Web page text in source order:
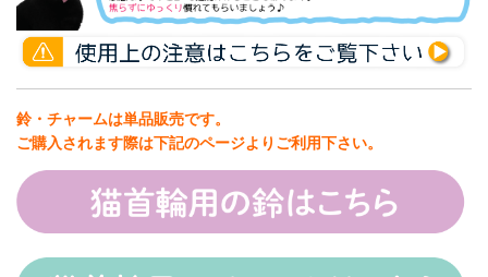
鈴・チャームは単品販売です。
ご購入されます際は下記のページよりご利用下さい。